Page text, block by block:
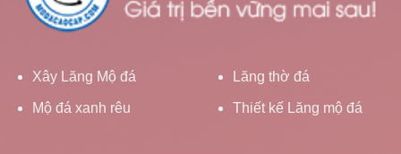
Xây Lăng Mộ đá
Mộ đá xanh rêu
Lăng thờ đá
Thiết kế Lăng mộ đá